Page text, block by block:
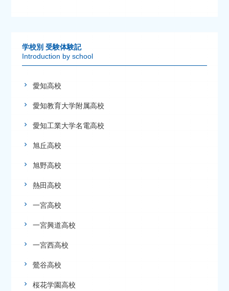
学校別 受験体験記
Introduction by school
愛知高校
愛知教育大学附属高校
愛知工業大学名電高校
旭丘高校
旭野高校
熱田高校
一宮高校
一宮興道高校
一宮西高校
鶯谷高校
桜花学園高校